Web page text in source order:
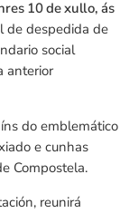
10 de xullo, ás
de despedida de
social
anterior
do emblemático
e cunhas
Compostela.
reunirá